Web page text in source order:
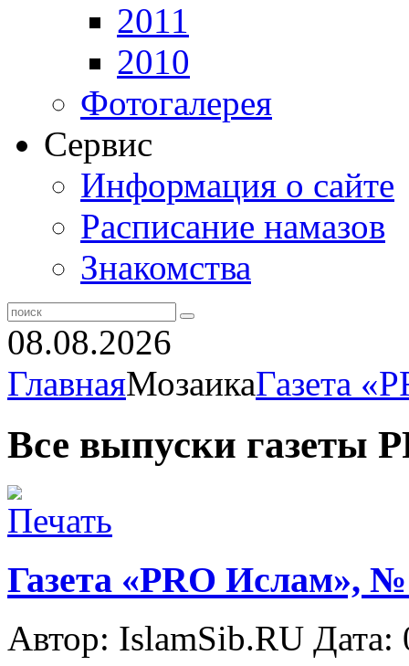
2011
2010
Фотогалерея
Сервис
Информация о сайте
Расписание намазов
Знакомства
08.08.2026
ГлавнаяМозаикаГазета
Все выпуски газеты
Газета «PRO Ислам»,
Автор: IslamSib.RU Дата: